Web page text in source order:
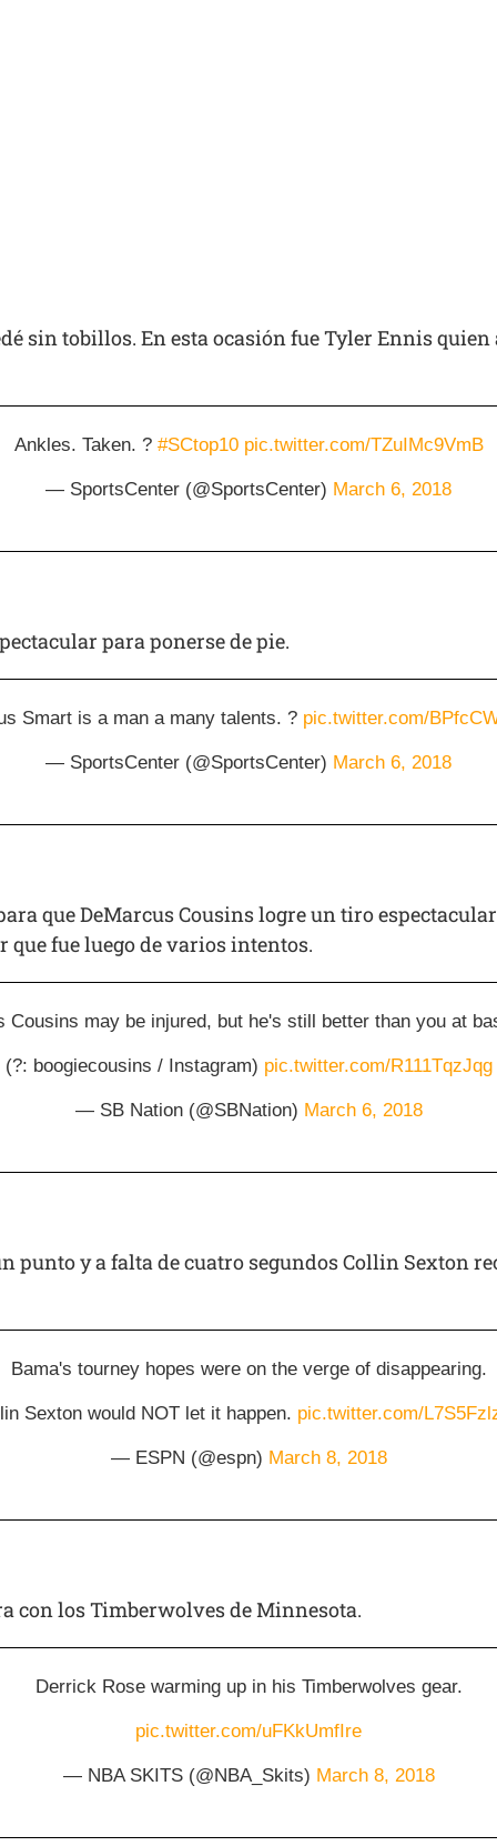
sin tobillos. En esta ocasión fue Tyler Ennis quien
Ankles. Taken. ? #SCtop10 pic.twitter.com/TZuIMc9VmB
— SportsCenter (@SportsCenter) March 6, 2018
para ponerse de pie.
Smart is a man a many talents. ? pic.twitter.com/
— SportsCenter (@SportsCenter) March 6, 2018
que DeMarcus Cousins logre un tiro
que fue luego de varios intentos.
Cousins may be injured, but he's still better than you at
(?: boogiecousins / Instagram) pic.twitter.com/R111TqzJqg
— SB Nation (@SBNation) March 6, 2018
punto y a falta de cuatro segundos Collin Sexton
Bama's tourney hopes were on the verge of disappearing.
Sexton would NOT let it happen. pic.twitter.com/
— ESPN (@espn) March 8, 2018
con los Timberwolves de Minnesota.
Derrick Rose warming up in his Timberwolves gear.
pic.twitter.com/uFKkUmfIre
— NBA SKITS (@NBA_Skits) March 8, 2018